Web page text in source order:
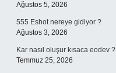
Ağustos 5, 2026
555 Eshot nereye gidiyor ?
Ağustos 3, 2026
Kar nasıl oluşur kısaca eodev ?
Temmuz 25, 2026